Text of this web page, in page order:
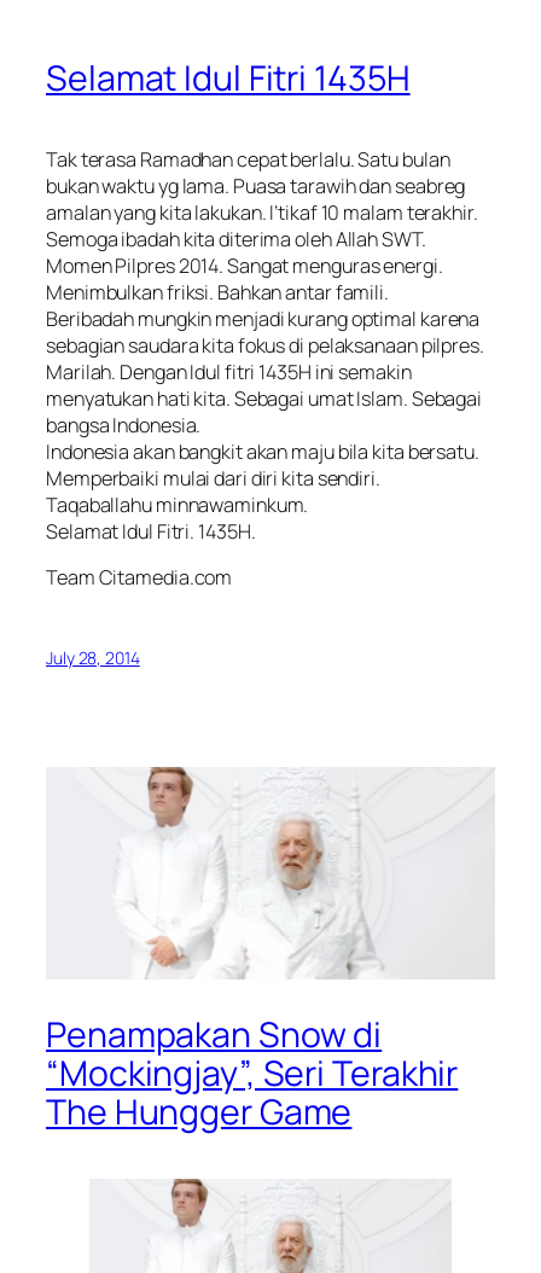
Selamat Idul Fitri 1435H
Tak terasa Ramadhan cepat berlalu. Satu bulan
bukan waktu yg lama. Puasa tarawih dan seabreg
amalan yang kita lakukan. I’tikaf 10 malam terakhir.
Semoga ibadah kita diterima oleh Allah SWT.
Momen Pilpres 2014. Sangat menguras energi.
Menimbulkan friksi. Bahkan antar famili.
Beribadah mungkin menjadi kurang optimal karena
sebagian saudara kita fokus di pelaksanaan pilpres.
Marilah. Dengan Idul fitri 1435H ini semakin
menyatukan hati kita. Sebagai umat Islam. Sebagai
bangsa Indonesia.
Indonesia akan bangkit akan maju bila kita bersatu.
Memperbaiki mulai dari diri kita sendiri.
Taqaballahu minnawaminkum.
Selamat Idul Fitri. 1435H.
Team Citamedia.com
July 28, 2014
Penampakan Snow di
“Mockingjay”, Seri Terakhir
The Hungger Game